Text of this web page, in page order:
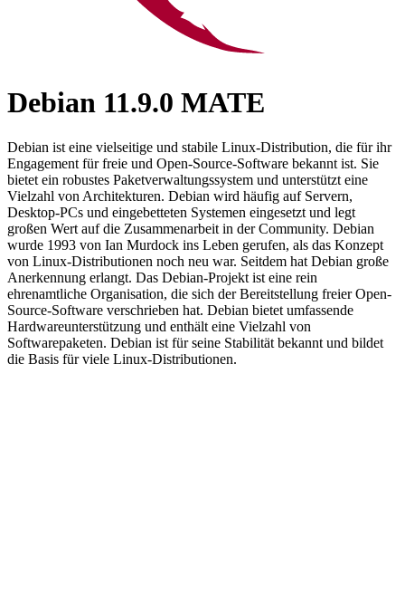
Debian 11.9.0 MATE
Debian ist eine vielseitige und stabile Linux-Distribution, die für ihr
Engagement für freie und Open-Source-Software bekannt ist. Sie
bietet ein robustes Paketverwaltungssystem und unterstützt eine
Vielzahl von Architekturen. Debian wird häufig auf Servern,
Desktop-PCs und eingebetteten Systemen eingesetzt und legt
großen Wert auf die Zusammenarbeit in der Community. Debian
wurde 1993 von Ian Murdock ins Leben gerufen, als das Konzept
von Linux-Distributionen noch neu war. Seitdem hat Debian große
Anerkennung erlangt. Das Debian-Projekt ist eine rein
ehrenamtliche Organisation, die sich der Bereitstellung freier Open-
Source-Software verschrieben hat. Debian bietet umfassende
Hardwareunterstützung und enthält eine Vielzahl von
Softwarepaketen. Debian ist für seine Stabilität bekannt und bildet
die Basis für viele Linux-Distributionen.